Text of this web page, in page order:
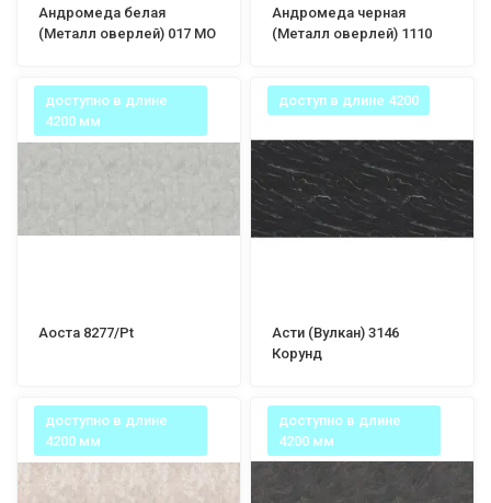
Андромеда белая
(Металл оверлей) 017 МО
Андромеда черная
(Металл оверлей) 1110
доступно в длине
4200 мм
Аоста 8277/Pt
доступ в длине 4200
Асти (Вулкан) 3146
Корунд
доступно в длине
4200 мм
доступно в длине
4200 мм